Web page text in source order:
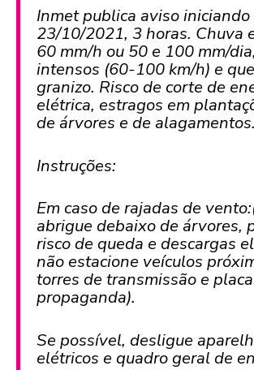
Inmet publica aviso iniciando
23/10/2021, 3 horas. Chuva
60 mm/h ou 50 e 100 mm/
intensos (60-100 km/h) e
granizo. Risco de corte de
elétrica, estragos em
de árvores e de alagamentos.
Instruções:
Em caso de rajadas de
abrigue debaixo de árvores,
risco de queda e descargas
não estacione veículos
torres de transmissão e
propaganda).
Se possível, desligue
elétricos e quadro geral de